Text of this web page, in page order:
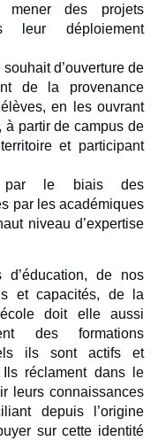
des projets
leur déploiement
d’ouverture de
de la provenance
en les ouvrant
à partir de campus de
et participant
par le biais des
par les académiques
niveau d’expertise
d’éducation, de nos
et capacités, de la
doit elle aussi
des formations
ils sont actifs et
réclament dans le
leurs connaissances
depuis l’origine
sur cette identité